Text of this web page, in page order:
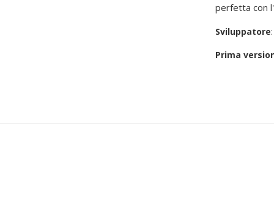
perfetta con
Sviluppatore:
Prima